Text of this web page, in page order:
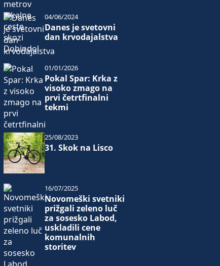
Danes je svetovni
dan krvodajalstva
04/06/2024
Pokal Spar: Krka z
visoko zmago na
prvi četrtfinalni
tekmi
01/01/2026
31. Skok na Lisco
25/08/2023
Novomeški svetniki
prižgali zeleno luč
za sosesko Labod,
uskladili cene
komunalnih
storitev
16/07/2025